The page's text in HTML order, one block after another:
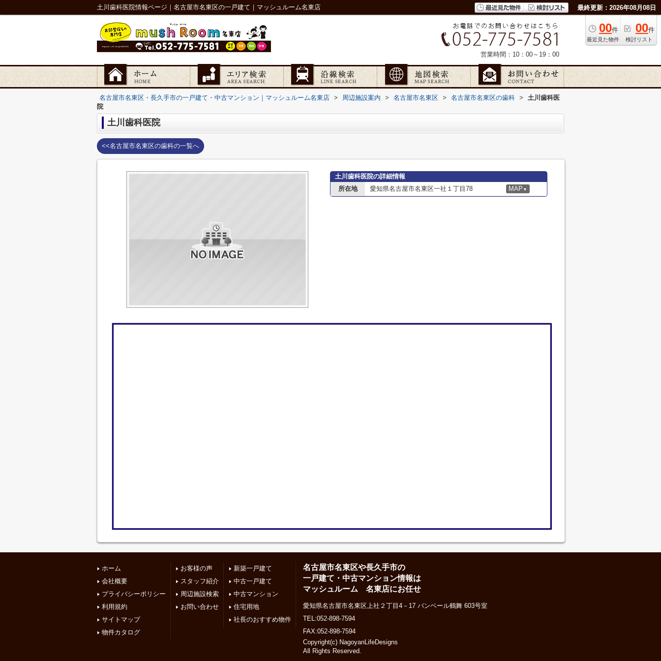
土川歯科医院情報ページ｜名古屋市名東区の一戸建て｜マッシュルーム名東店 最終更新：2026年08月08日
00件
最近見た物件
00件
検討リスト
営業時間：10：00～19：00
名古屋市名東区・長久手市の一戸建て・中古マンション｜マッシュルーム名東店 > 周辺施設案内 > 名古屋市名東区 > 名古屋市名東区の歯科 >
土川歯科医
院
土川歯科医院
<<名古屋市名東区の歯科の一覧へ
土川歯科医院の詳細情報
所在地
愛知県名古屋市名東区一社１丁目78 MAP ▼
ホーム
会社概要
プライバシーポリシー
利用規約
サイトマップ
物件カタログ
お客様の声
スタッフ紹介
周辺施設検索
お問い合わせ
新築一戸建て
中古一戸建て
中古マンション
住宅用地
社長のおすすめ物件
名古屋市名東区や長久手市の
一戸建て・中古マンション情報は
マッシュルーム 名東店にお任せ
愛知県名古屋市名東区上社２丁目4－17 バンベール鶴舞 603号室
TEL:052-898-7594
FAX:052-898-7594
Copyright(c) NagoyanLifeDesigns
All Rights Reserved.